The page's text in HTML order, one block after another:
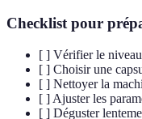
Checklist pour
[ ] Vérifier le
[ ] Choisir une
[ ] Nettoyer la
[ ] Ajuster les
[ ] Déguster